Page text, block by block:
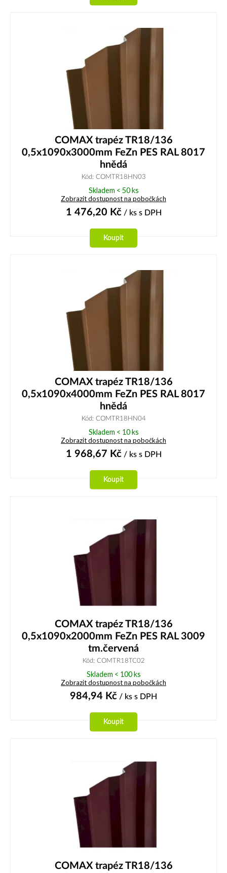
COMAX trapéz TR18/136
0,5x1090x3000mm FeZn PES RAL 8017
hnědá
Kód: COMTR18HN03
Skladem < 50 ks
Zobrazit dostupnost na pobočkách
1 476,20 Kč/ ks s DPH
Koupit
COMAX trapéz TR18/136
0,5x1090x4000mm FeZn PES RAL 8017
hnědá
Kód: COMTR18HN04
Skladem < 10 ks
Zobrazit dostupnost na pobočkách
1 968,67 Kč/ ks s DPH
Koupit
COMAX trapéz TR18/136
0,5x1090x2000mm FeZn PES RAL 3009
tm.červená
Kód: COMTR18TC02
Skladem < 100 ks
Zobrazit dostupnost na pobočkách
984,94 Kč / ks s DPH
Koupit
COMAX trapéz TR18/136